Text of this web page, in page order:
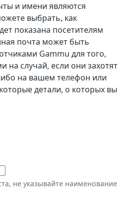
и имени являются
выбрать, как
показана посетителям
почта может быть
Gammu для того,
на случай, если они захотят
на вашем телефон или
детали, о которых вы
не указывайте наименование